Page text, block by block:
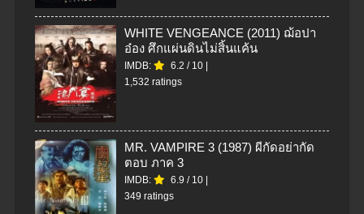
WHITE VENGEANCE (2011) ฌ้อปา
อ๋อง ศึกแผ่นดินไม่สิ้นแค้น
IMDB: 6.2 / 10
1,532 ratings
MR. VAMPIRE 3 (1987) ผีกัดอย่ากัด
ตอบ ภาค 3
IMDB: 6.9 / 10
349 ratings